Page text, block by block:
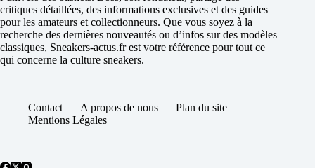
critiques détaillées, des informations exclusives et des guides
pour les amateurs et collectionneurs. Que vous soyez à la
recherche des dernières nouveautés ou d’infos sur des modèles
classiques, Sneakers-actus.fr est votre référence pour tout ce
qui concerne la culture sneakers.
Contact A propos de nous
Plan du site
Mentions Légales